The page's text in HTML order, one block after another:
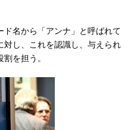
名から「アンナ」と呼ばれて
対し、これを認識し、与えられ
を担う。